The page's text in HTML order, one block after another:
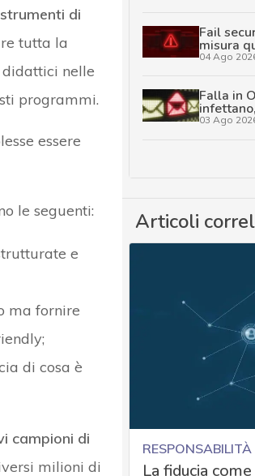
di
tutta la
didattici nelle
programmi.
essere
le seguenti:
e
ma fornire
di cosa è
campioni di
milioni di
Fail
misura
04 Ago
Falla in
03 Ago
Articoli
La fiducia